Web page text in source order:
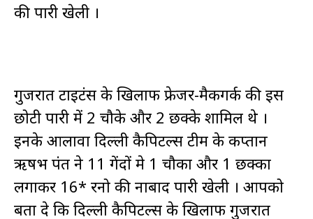
की पारी खेली ।
गुजरात टाइटंस के खिलाफ फ्रेजर-मैकगर्क की इस
छोटी पारी में 2 चौके और 2 छक्के शामिल थे ।
इनके आलावा दिल्ली कैपिटल्स टीम के कप्तान
ऋषभ पंत ने 11 गेंदों मे 1 चौका और 1 छक्का
लगाकर 16* रनो की नाबाद पारी खेली । आपको
बता दे कि दिल्ली कैपिटल्स के खिलाफ गुजरात